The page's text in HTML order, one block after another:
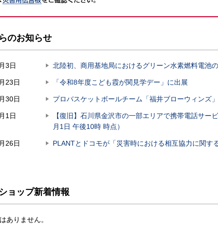
のお知らせ
3日 北陸初、商用基地局におけるグリーン水素燃料電池
23日 「令和8年度こども霞が関見学デー」に出展
30日 プロバスケットボールチーム「福井ブローウィンズ
1日
【復旧】石川県金沢市の一部エリアで携帯電話サ
月1日 午後10時 時点）
26日 PLANTとドコモが「災害時における相互協力に関す
ョップ新着情報
ありません。